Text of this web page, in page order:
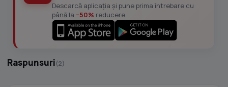
Descarcă aplicația și pune prima întrebare cu
până la −50% reducere.
Raspunsuri(2)